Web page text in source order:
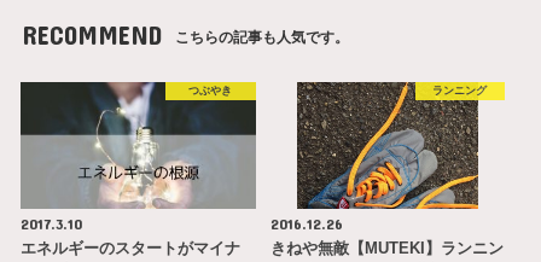
RECOMMEND こちらの記事も人気です。
つぶやき
2017.3.10
エネルギーのスタートがマイナ
ランニング
2016.12.26
きねや無敵【MUTEKI】ランニン